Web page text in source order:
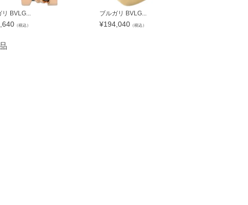
リ BVLG...
（税込）
ブルガリ BVLG...
¥194,040 （税込）